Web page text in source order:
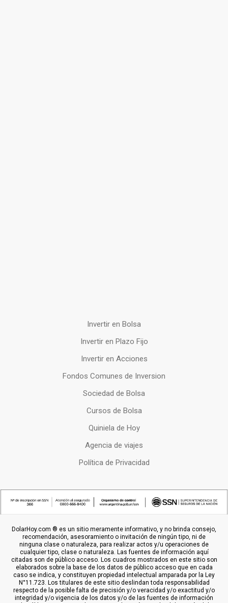
Invertir en Bolsa
Invertir en Plazo Fijo
Invertir en Acciones
Fondos Comunes de Inversion
Sociedad de Bolsa
Cursos de Bolsa
Quiniela de Hoy
Agencia de viajes
Política de Privacidad
DolarHoy.com ® es un sitio meramente informativo, y no brinda consejo,
recomendación, asesoramiento o invitación de ningún tipo, ni de
ninguna clase o naturaleza, para realizar actos y/u operaciones de
cualquier tipo, clase o naturaleza. Las fuentes de información aquí
citadas son de público acceso. Los cuadros mostrados en este sitio son
elaborados sobre la base de los datos de público acceso que en cada
caso se indica, y constituyen propiedad intelectual amparada por la Ley
N°11.723. Los titulares de este sitio deslindan toda responsabilidad
respecto de la posible falta de precisión y/o veracidad y/o exactitud y/o
integridad y/o vigencia de los datos y/o de las fuentes de información